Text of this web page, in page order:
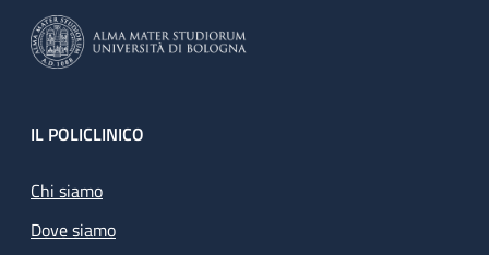
Footer
IL POLICLINICO
Chi siamo
Dove siamo